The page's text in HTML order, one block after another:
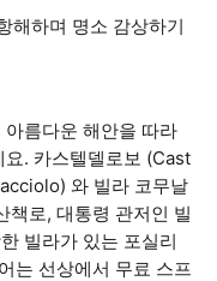
해하며 명소 감상하기
름다운 해안을 따라
. 카스텔델로보 (Cast
와 빌라 코무날
로, 대통령 관저인 빌
빌라가 있는 포실리
는 선상에서 무료 스프